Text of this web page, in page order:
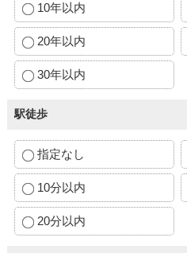
10年以内
20年以内
30年以内
駅徒歩
指定なし
10分以内
20分以内